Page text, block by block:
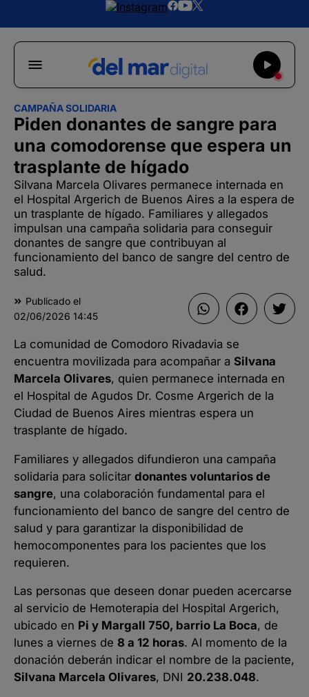
CAMPAÑA SOLIDARIA
Piden donantes de sangre para
una comodorense que espera un
trasplante de hígado
Silvana Marcela Olivares permanece internada en
el Hospital Argerich de Buenos Aires a la espera de
un trasplante de hígado. Familiares y allegados
impulsan una campaña solidaria para conseguir
donantes de sangre que contribuyan al
funcionamiento del banco de sangre del centro de
salud.
Publicado el
02/06/2026 14:45
La comunidad de Comodoro Rivadavia se
encuentra movilizada para acompañar a Silvana
Marcela Olivares, quien permanece internada en
el Hospital de Agudos Dr. Cosme Argerich de la
Ciudad de Buenos Aires mientras espera un
trasplante de hígado.
Familiares y allegados difundieron una campaña
solidaria para solicitar donantes voluntarios de
sangre, una colaboración fundamental para el
funcionamiento del banco de sangre del centro de
salud y para garantizar la disponibilidad de
hemocomponentes para los pacientes que los
requieren.
Las personas que deseen donar pueden acercarse
al servicio de Hemoterapia del Hospital Argerich,
ubicado en Pi y Margall 750, barrio La Boca, de
lunes a viernes de 8 a 12 horas. Al momento de la
donación deberán indicar el nombre de la paciente,
Silvana Marcela Olivares, DNI 20.238.048.